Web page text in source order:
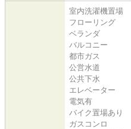
室内洗濯機置場
フローリング
ベランダ
バルコニー
都市ガス
公営水道
公共下水
エレベーター
電気有
バイク置場あり
ガスコンロ